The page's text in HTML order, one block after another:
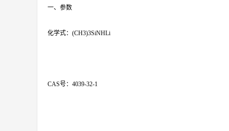
一、参数
化学式：(CH3)3SiNHLi
CAS号：4039-32-1